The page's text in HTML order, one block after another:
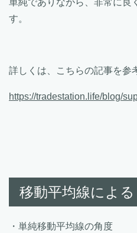
単純でありながら、非常に良
す。
詳しくは、こちらの記事を参
https://tradestation.life/blog/
移動平均線によ
・単純移動平均線の角度